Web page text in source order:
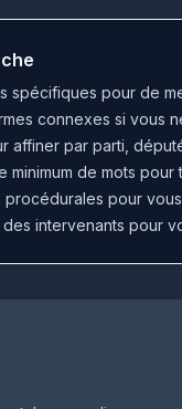
spécifiques pour de
connexes si vous
affiner par parti,
minimum de mots
procédurales pour
des intervenants pour